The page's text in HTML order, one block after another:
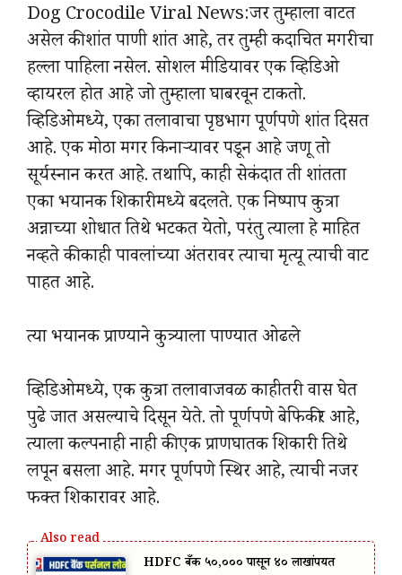
Dog Crocodile Viral News:जर तुम्हाला वाटत
असेल की शांत पाणी शांत आहे, तर तुम्ही कदाचित मगरीचा
हल्ला पाहिला नसेल. सोशल मीडियावर एक व्हिडिओ
व्हायरल होत आहे जो तुम्हाला घाबरवून टाकतो.
व्हिडिओमध्ये, एका तलावाचा पृष्ठभाग पूर्णपणे शांत दिसत
आहे. एक मोठा मगर किनाऱ्यावर पडून आहे जणू तो
सूर्यस्नान करत आहे. तथापि, काही सेकंदात ती शांतता
एका भयानक शिकारीमध्ये बदलते. एक निष्पाप कुत्रा
अन्नाच्या शोधात तिथे भटकत येतो, परंतु त्याला हे माहित
नव्हते की काही पावलांच्या अंतरावर त्याचा मृत्यू त्याची वाट
पाहत आहे.
त्या भयानक प्राण्याने कुत्र्याला पाण्यात ओढले
व्हिडिओमध्ये, एक कुत्रा तलावाजवळ काहीतरी वास घेत
पुढे जात असल्याचे दिसून येते. तो पूर्णपणे बेफिकीर आहे,
त्याला कल्पनाही नाही की एक प्राणघातक शिकारी तिथे
लपून बसला आहे. मगर पूर्णपणे स्थिर आहे, त्याची नजर
फक्त शिकारावर आहे.
HDFC बँक ₹५०,००० पासून ₹४० लाखांपर्यंत